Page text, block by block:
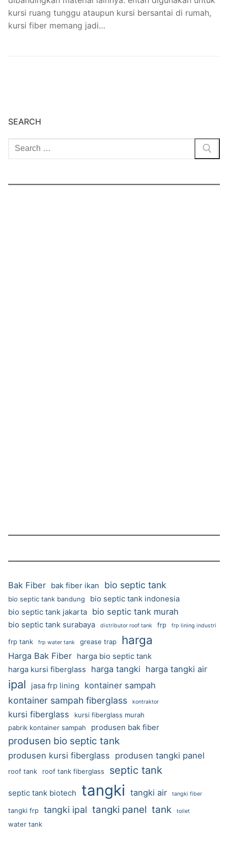
kursi ruang tunggu ataupun kursi bersantai di rumah,
kursi fiber memang jadi…
SEARCH
Cari:
Bak Fiber bak fiber ikan bio septic tank
bio septic tank bandung
bio septic tank indonesia
bio septic tank jakarta
bio septic tank murah
bio septic tank surabaya distributor roof tank frp frp lining industri
frp tank frp water tank grease trap harga
Harga Bak Fiber
harga bio septic tank
harga kursi fiberglass
harga tangki harga tangki air
ipal jasa frp lining kontainer sampah
kontainer sampah fiberglass kontraktor
kursi fiberglass
kursi fiberglass murah
pabrik kontainer sampah
produsen bak fiber
produsen bio septic tank
produsen kursi fiberglass produsen tangki panel
roof tank roof tank fiberglass septic tank
septic tank biotech tangki tangki air tangki fiber
tangki frp tangki ipal tangki panel tank toilet
water tank